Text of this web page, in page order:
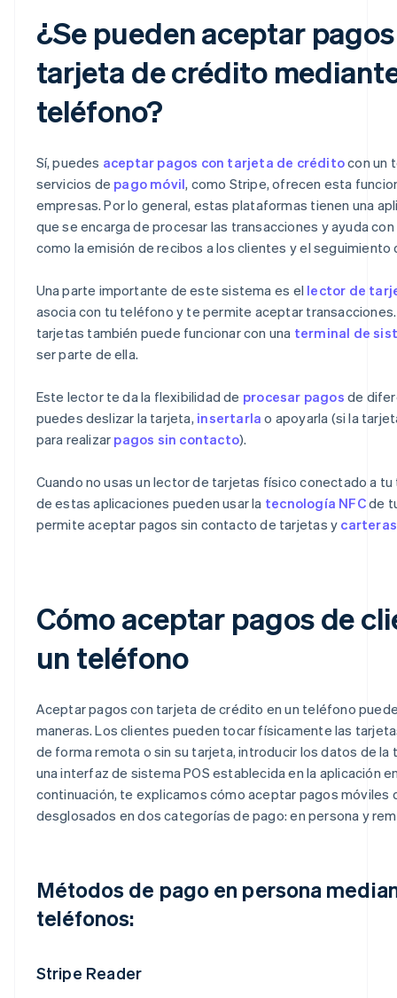
¿Se pueden aceptar
tarjeta de crédito
teléfono?
Sí, puedes aceptar pagos con tarjeta de créditocon un
servicios de pago móvil, como Stripe, ofrecen esta
empresas. Por lo general, estas plataformas tienen una
que se encarga de procesar las transacciones y ayuda
como la emisión de recibos a los clientes y el seguimiento
Una parte importante de este sistema es el lector de
asocia con tu teléfono y te permite aceptar
tarjetas también puede funcionar con una terminal de
ser parte de ella.
Este lector te da la flexibilidad de procesar pagos de
puedes deslizar la tarjeta, insertarla o apoyarla (si la
para realizar pagos sin contacto).
Cuando no usas un lector de tarjetas físico conectado a
de estas aplicaciones pueden usar la tecnología NFCde
permite aceptar pagos sin contacto de tarjetas y
Cómo aceptar pagos de
un teléfono
Aceptar pagos con tarjeta de crédito en un teléfono
maneras. Los clientes pueden tocar físicamente las
de forma remota o sin su tarjeta, introducir los datos de la
una interfaz de sistema POS establecida en la aplicación
continuación, te explicamos cómo aceptar pagos móviles
desglosados en dos categorías de pago: en persona y
Métodos de pago en persona
teléfonos:
Stripe Reader